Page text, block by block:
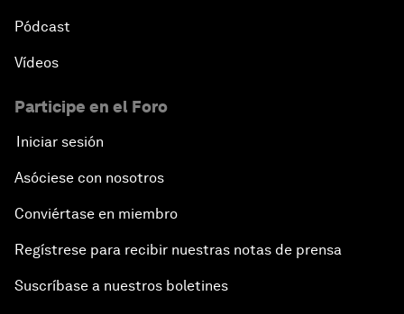
Pódcast
Vídeos
Participe en el Foro
Iniciar sesión
Asóciese con nosotros
Conviértase en miembro
Regístrese para recibir nuestras notas de prensa
Suscríbase a nuestros boletines